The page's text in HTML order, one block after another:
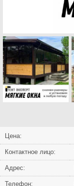
Цена:
Контактное лицо:
Адрес:
Телефон: